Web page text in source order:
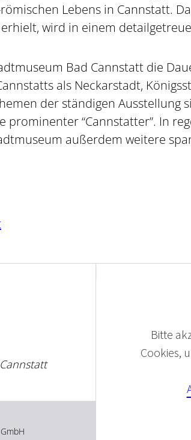
Lebens in Cannstatt.
wird in einem
Bad Cannstatt die
als Neckarstadt,
der ständigen Ausstellung
prominenter “Cannstatter”. In
außerdem weitere
Bitte
Cookies,